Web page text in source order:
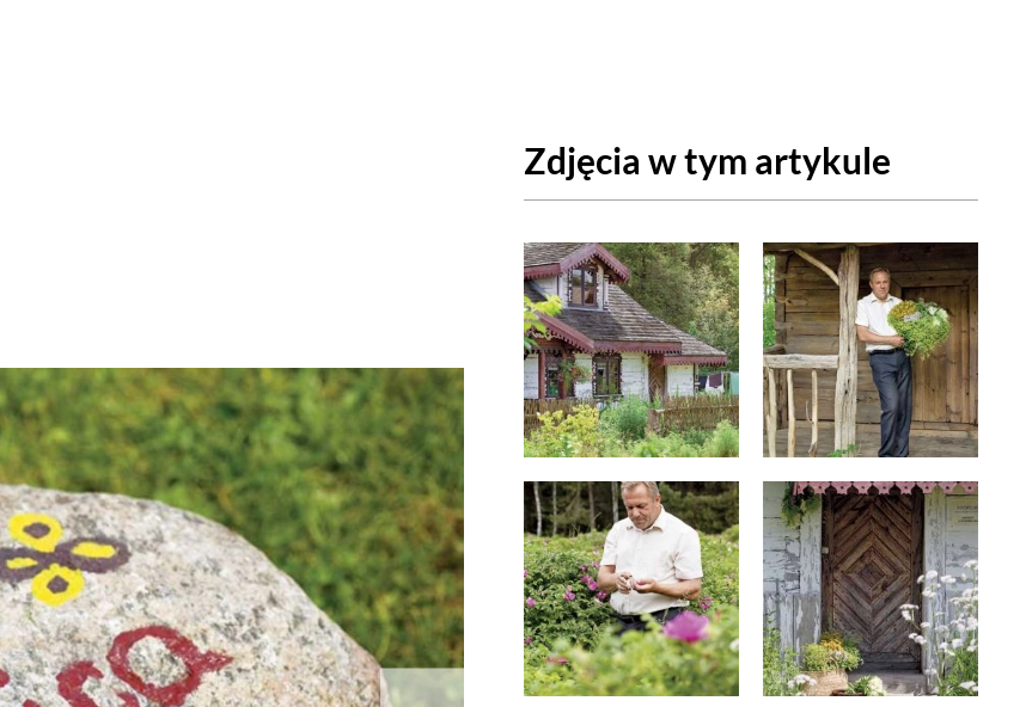
Zdjęcia w tym artykule
NATURALNA APTECZKA
ZWIERZĘTA DOMOWE
RĘKODZIEŁO RZEMIOSŁO
SAM PRZEPISY ŚNIADANIA PRZYSTAWKI ZUPY
CIASTA I DESERY DODATKI PRZETWORY INNE